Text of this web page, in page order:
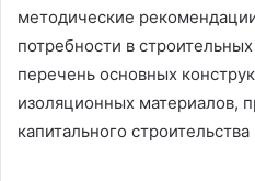
методические
потребности в
перечень основных
изоляционных материалов,
капитального строительства